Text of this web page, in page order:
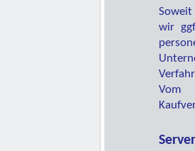
wir
Vom